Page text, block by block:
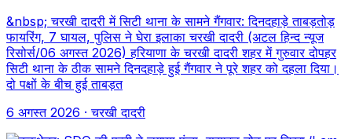
&nbsp; चरखी दादरी में सिटी थाना के सामने गैंगवार: दिनदहाड़े ताबड़तोड़
फायरिंग, 7 घायल, पुलिस ने घेरा इलाका चरखी दादरी (अटल हिन्द न्यूज
रिसोर्स/06 अगस्त 2026) हरियाणा के चरखी दादरी शहर में गुरुवार दोपहर
सिटी थाना के ठीक सामने दिनदहाड़े हुई गैंगवार ने पूरे शहर को दहला दिया।
दो पक्षों के बीच हुई ताबड़त
6 अगस्त 2026 · चरखी दादरी